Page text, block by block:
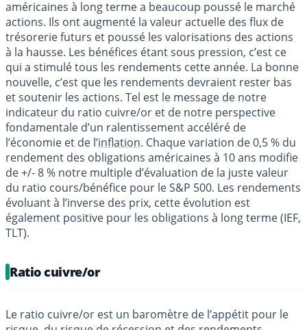
américaines à long terme a beaucoup poussé le marché
actions. Ils ont augmenté la valeur actuelle des flux de
trésorerie futurs et poussé les valorisations des actions
à la hausse. Les bénéfices étant sous pression, c’est ce
qui a stimulé tous les rendements cette année. La bonne
nouvelle, c’est que les rendements devraient rester bas
et soutenir les actions. Tel est le message de notre
indicateur du ratio cuivre/or et de notre perspective
fondamentale d’un ralentissement accéléré de
l’économie et de l’inflation. Chaque variation de 0,5 % du
rendement des obligations américaines à 10 ans modifie
de +/- 8 % notre multiple d’évaluation de la juste valeur
du ratio cours/bénéfice pour le S&P 500. Les rendements
évoluant à l’inverse des prix, cette évolution est
également positive pour les obligations à long terme (IEF,
TLT).
Ratio cuivre/or
Le ratio cuivre/or est un baromètre de l’appétit pour le